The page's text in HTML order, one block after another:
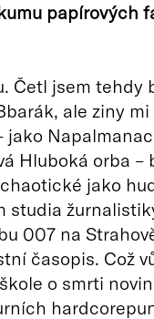
papírových
Četl jsem tehdy
ale ziny
jako
Hluboká orba –
jako
studia
007 na
časopis. Což
o smrti